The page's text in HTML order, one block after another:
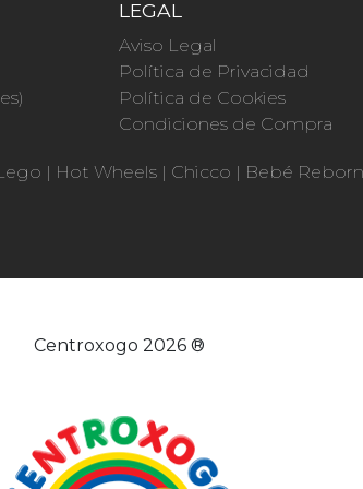
LEGAL
Aviso Legal
Política de Privacidad
Política de Cookies
Condiciones de Compra
| Hot Wheels | Chicco | Bebé Reborn
Centroxogo 2026 ®